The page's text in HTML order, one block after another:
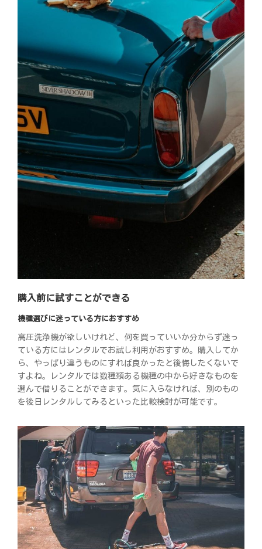
購入前に試すことができる
機種選びに迷っている方におすすめ
高圧洗浄機が欲しいけれど、何を買っていいか分からず迷っ
ている方にはレンタルでお試し利用がおすすめ。購入してか
ら、やっぱり違うものにすれば良かったと後悔したくないで
すよね。レンタルでは数種類ある機種の中から好きなものを
選んで借りることができます。気に入らなければ、別のもの
を後日レンタルしてみるといった比較検討が可能です。